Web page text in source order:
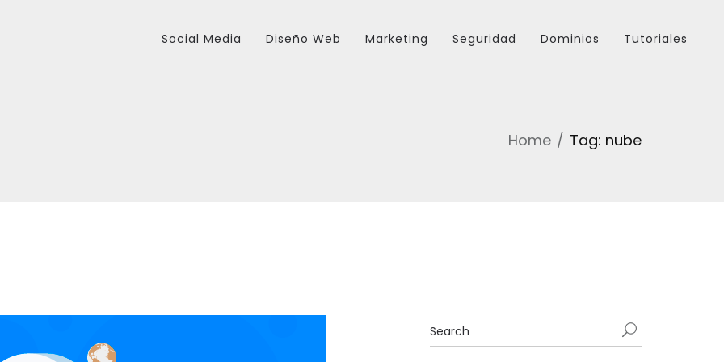
Social Media Diseño Web Marketing Seguridad Dominios Tutoriales
Home Tag: nube